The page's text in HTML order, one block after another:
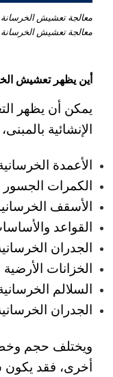
معالجة تعشيش
معالجة تعشيش الخرسانة
أين يظهر تعشيش
يمكن أن يظهر
الإنشائية
الأعمدة
الكمرات الجسور
الأسقف
القواعد
الجدران
الخزانات الأرضية
السلالم
الجدران
ويختلف حجم
أخرى، فقد يكون